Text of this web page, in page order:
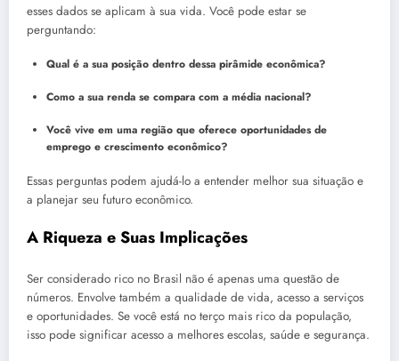
esses dados se aplicam à sua vida. Você pode estar se
perguntando:
Qual é a sua posição dentro dessa pirâmide econômica?
Como a sua renda se compara com a média nacional?
Você vive em uma região que oferece oportunidades de
emprego e crescimento econômico?
Essas perguntas podem ajudá-lo a entender melhor sua situação e
a planejar seu futuro econômico.
A Riqueza e Suas Implicações
Ser considerado rico no Brasil não é apenas uma questão de
números. Envolve também a qualidade de vida, acesso a serviços
e oportunidades. Se você está no terço mais rico da população,
isso pode significar acesso a melhores escolas, saúde e segurança.